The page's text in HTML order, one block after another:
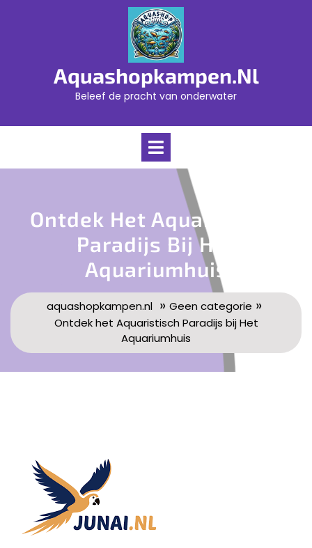
Aquashopkampen.nl
Beleef de pracht van onderwater
Open
Ontdek Het Aquaristisch
Paradijs Bij Het
Aquariumhuis
aquashopkampen.nl » Geen categorie »
Ontdek het Aquaristisch Paradijs bij Het
Aquariumhuis